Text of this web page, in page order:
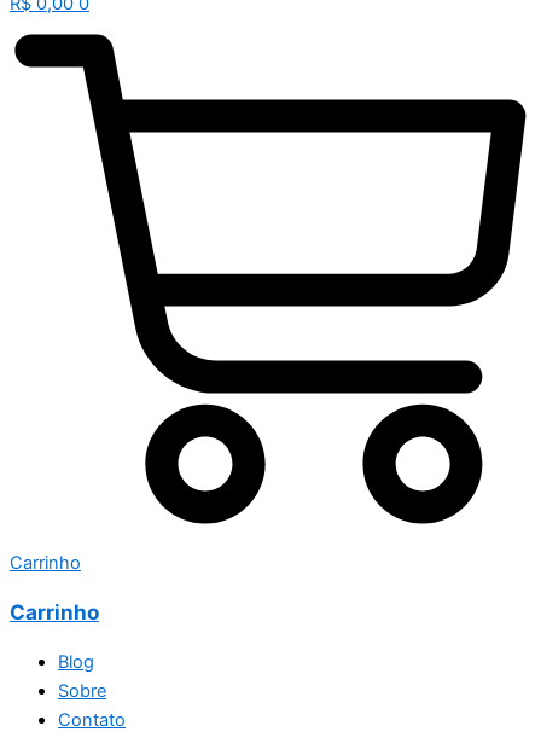
Carrinho
Carrinho
Blog
Sobre
Contato